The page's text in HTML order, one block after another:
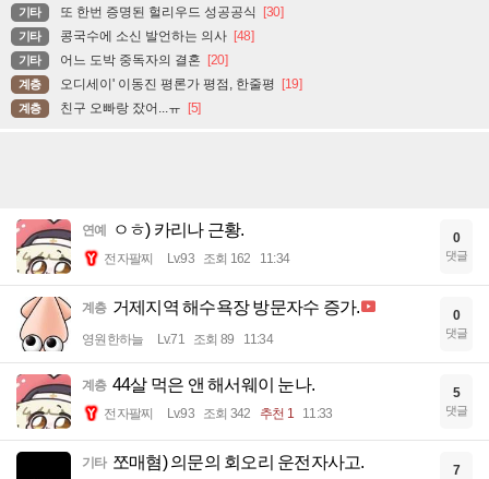
기타 또 한번 증명된 헐리우드 성공공식 [30]
기타 콩국수에 소신 발언하는 의사 [48]
기타 어느 도박 중독자의 결혼 [20]
계층 오디세이' 이동진 평론가 평점, 한줄평 [19]
계층 친구 오빠랑 잤어...ㅠ [5]
연예 ㅇㅎ) 카리나 근황.
전자팔찌 Lv.93 조회 162 11:34
0
댓글
계층 거제지역 해수욕장 방문자수 증가.
영원한하늘 Lv.71 조회 89 11:34
0
댓글
계층 44살 먹은 앤 해서웨이 눈나.
전자팔찌 Lv.93 조회 342 추천 1 11:33
5
댓글
기타 쪼매혐) 의문의 회오리 운전자사고. 7